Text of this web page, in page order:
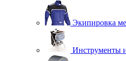
Экипировка
Инструменты